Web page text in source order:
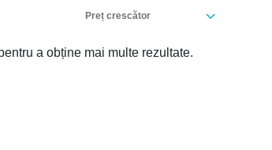
Preț crescător
a obține mai multe rezultate.